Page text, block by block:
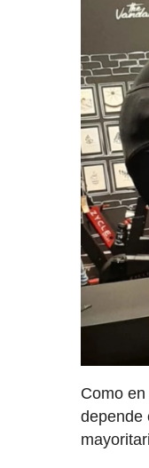
Como
depende